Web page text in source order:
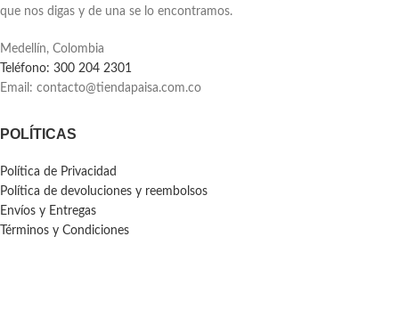
que nos digas y de una se lo encontramos.
Medellín, Colombia
Teléfono: 300 204 2301
Email: contacto@tiendapaisa.com.co
POLÍTICAS
Política de Privacidad
Política de devoluciones y reembolsos
Envíos y Entregas
Términos y Condiciones